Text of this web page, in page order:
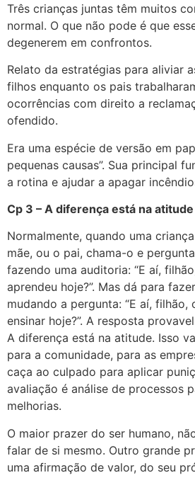
Três crianças juntas têm muitos
normal. O que não pode é que
degenerem em confrontos.
Relato da estratégias para aliviar
filhos enquanto os pais
ocorrências com direito a
ofendido.
Era uma espécie de versão em
pequenas causas”. Sua principal
a rotina e ajudar a apagar
Cp 3 – A diferença está na atitude
Normalmente, quando uma
mãe, ou o pai, chama-o e
fazendo uma auditoria: “E aí,
aprendeu hoje?”. Mas dá para
mudando a pergunta: “E aí,
ensinar hoje?”. A resposta
A diferença está na atitude. Isso
para a comunidade, para as
caça ao culpado para aplicar
avaliação é análise de processos
melhorias.
O maior prazer do ser humano,
falar de si mesmo. Outro grande
uma afirmação de valor, do seu